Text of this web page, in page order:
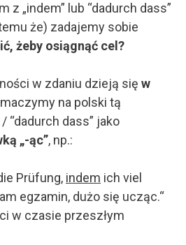
z „indem” lub “dadurch dass”
że) zadajemy sobie
żeby osiągnąć cel?
w zdaniu dzieją się w
na polski tą
“dadurch dass” jako
„-ąc”, np.:
Prüfung, indem ich viel
egzamin, dużo się ucząc.“
w czasie przeszłym